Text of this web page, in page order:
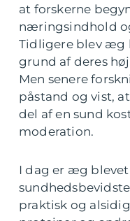
at forskerne
næringsindhold
Tidligere blev æg
grund af deres
Men senere
påstand og vist,
del af en sund
moderation.
I dag er æg
praktisk og